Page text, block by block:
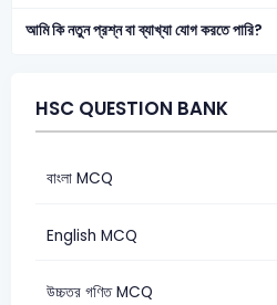
আমি কি নতুন প্রশ্ন বা ব্যাখ্যা যোগ করতে পারি?
HSC QUESTION BANK
বাংলা MCQ
English MCQ
উচ্চতর গণিত MCQ